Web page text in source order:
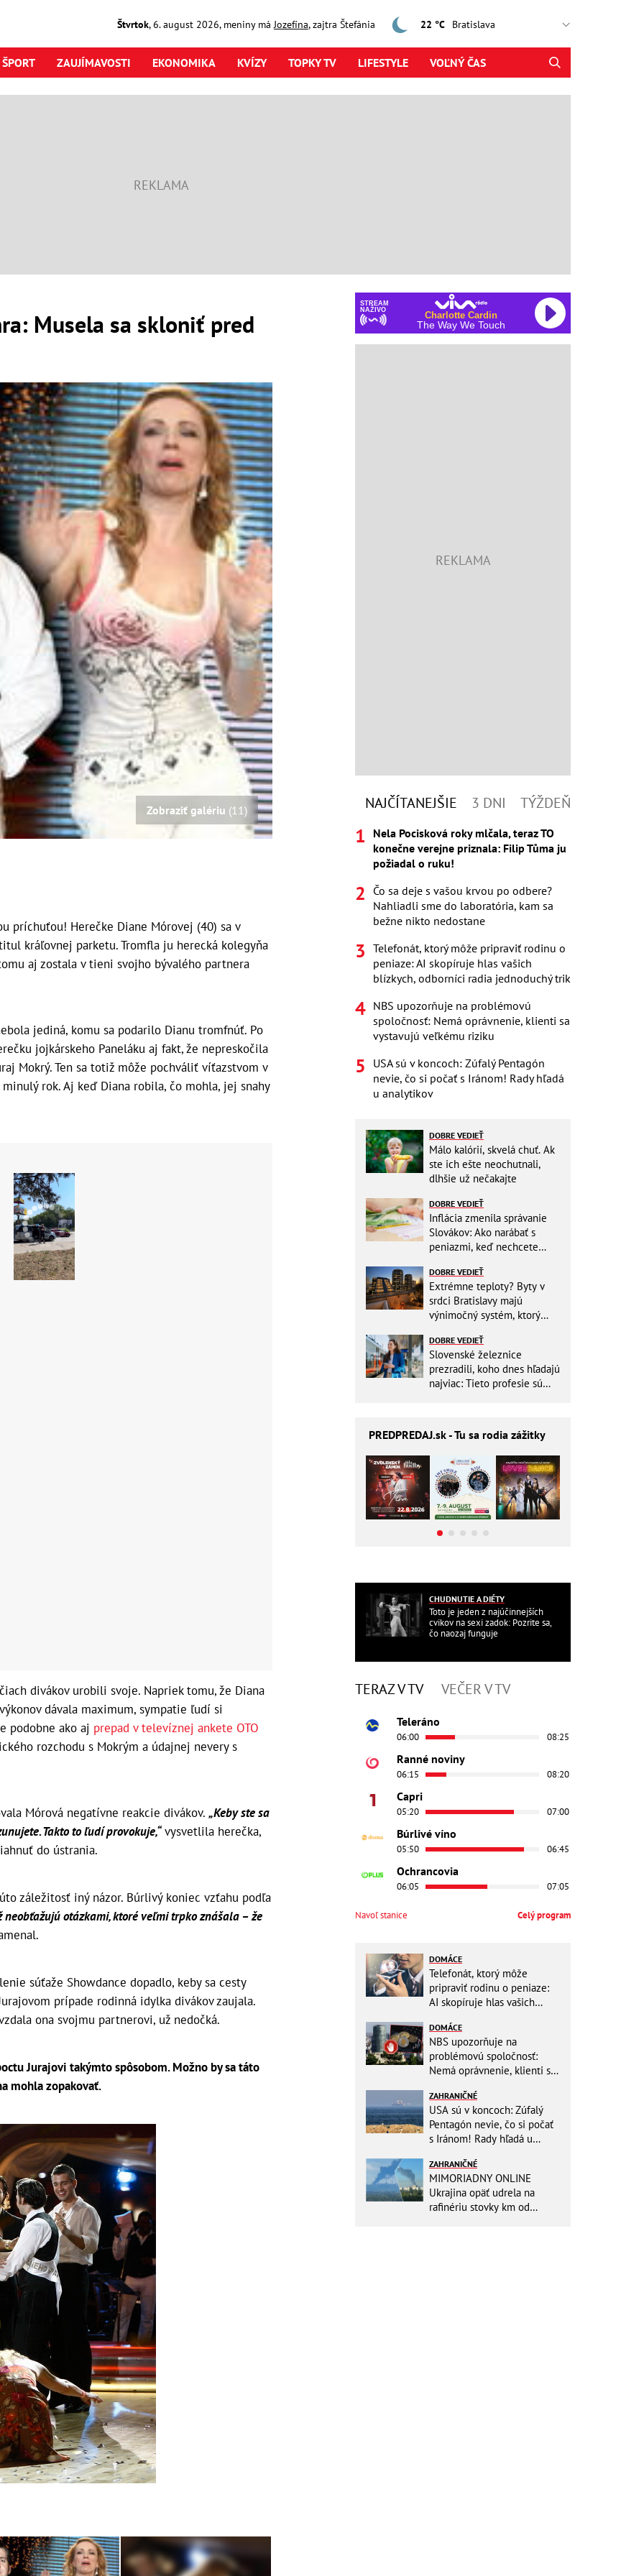
Štvrtok,6. august2026, meniny má Jozefína, zajtra Štefánia 22 °C
ŠPORT ZAUJÍMAVOSTI EKONOMIKA KVÍZY TOPKY TV LIFESTYLE VOĽNÝ ČAS
Musela sa skloniť pred
Zobraziť galériu (11)
príchuťou! Herečke Diane Mórovej (40) sa v
kráľovnej parketu. Tromfla ju herecká kolegyňa
aj zostala v tieni svojho bývalého partnera
jediná, komu sa podarilo Dianu tromfnúť. Po
jojkárskeho Paneláku aj fakt, že nepreskočila
Mokrý. Ten sa totiž môže pochváliť víťazstvom v
rok. Aj keď Diana robila, čo mohla, jej snahy
divákov urobili svoje. Napriek tomu, že Diana
dávala maximum, sympatie ľudí si
podobne ako aj prepad v televíznej ankete OTO
rozchodu s Mokrým a údajnej nevery s
Mórová negatívne reakcie divákov. „Keby ste sa
Takto to ľudí provokuje,“vysvetlila herečka,
do ústrania.
záležitosť iný názor. Búrlivý koniec vzťahu podľa
neobťažujú otázkami, ktoré veľmi trpko znášala – že
súťaže Showdance dopadlo, keby sa cesty
prípade rodinná idylka divákov zaujala.
ona svojmu partnerovi, už nedočká.
Jurajovi takýmto spôsobom. Možno by sa táto
mohla zopakovať.
STREAM
NAŽIVO
Charlotte Cardin
The Way We Touch
NAJČÍTANEJŠIE 3 DNI TÝŽDEŇ
Nela Pocisková roky mlčala, teraz TO
konečne verejne priznala: Filip Tůma ju
požiadal o ruku!
Čo sa deje s vašou krvou po odbere?
Nahliadli sme do laboratória, kam sa
bežne nikto nedostane
Telefonát, ktorý môže pripraviť rodinu o
peniaze: AI skopíruje hlas vašich
blízkych, odborníci radia jednoduchý trik
NBS upozorňuje na problémovú
spoločnosť: Nemá oprávnenie, klienti sa
vystavujú veľkému riziku
USA sú v koncoch: Zúfalý Pentagón
nevie, čo si počať s Iránom! Rady hľadá
u analytikov
DOBRE VEDIEŤ
Málo kalórií, skvelá chuť. Ak
ste ich ešte neochutnali,
dlhšie už nečakajte
DOBRE VEDIEŤ
Inflácia zmenila správanie
Slovákov: Ako narábať s
peniazmi, keď nechcete
DOBRE VEDIEŤ
Extrémne teploty? Byty v
srdci Bratislavy majú
výnimočný systém, ktorý
DOBRE VEDIEŤ
Slovenské železnice
prezradili, koho dnes hľadajú
najviac: Tieto profesie sú
PREDPREDAJ.sk - Tu sa rodia zážitky
CHUDNUTIE A DIÉTY
Toto je jeden z najúčinnejších
cvikov na sexi zadok: Pozrite sa,
čo naozaj funguje
TERAZ V TV VEČER V TV
Teleráno
06:00 08:25
Ranné noviny
06:15 08:20
Capri
05:20 07:00
Búrlivé víno
05:50 06:45
Ochrancovia
06:05 07:05
Navoľ stanice Celý program
DOMÁCE
Telefonát, ktorý môže
pripraviť rodinu o peniaze:
AI skopíruje hlas vašich
jednoduchý trik
DOMÁCE
NBS upozorňuje na
problémovú spoločnosť:
Nemá oprávnenie, klienti sa
ZAHRANIČNÉ
USA sú v koncoch: Zúfalý
Pentagón nevie, čo si počať
s Iránom! Rady hľadá u
ZAHRANIČNÉ
MIMORIADNY ONLINE
Ukrajina opäť udrela na
rafinériu stovky km od